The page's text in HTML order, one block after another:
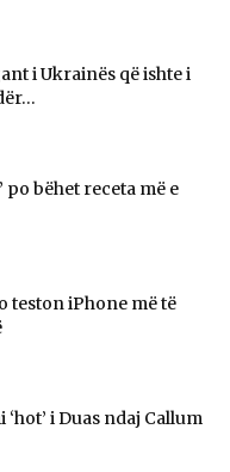
i Ukrainës që ishte i
po bëhet receta më e
teston iPhone më të
i Duas ndaj Callum